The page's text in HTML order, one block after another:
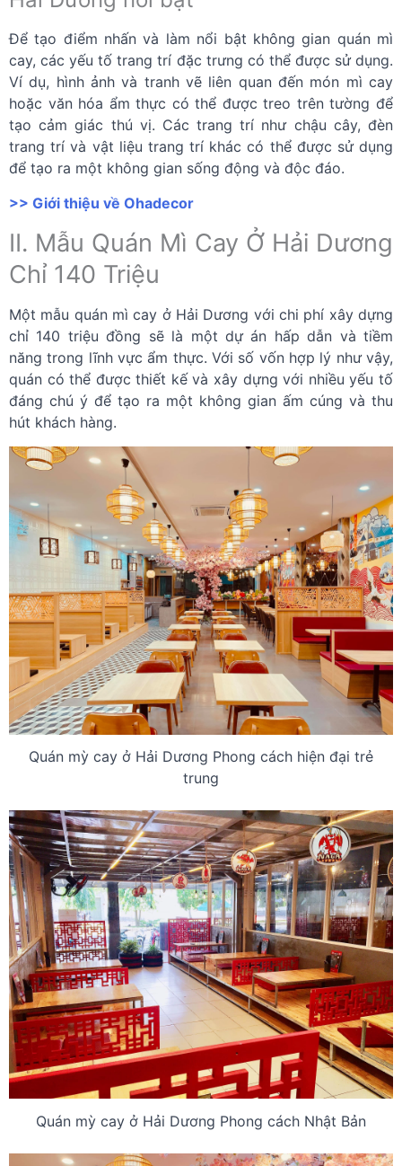
Để tạo điểm nhấn và làm nổi bật không gian quán mì
cay, các yếu tố trang trí đặc trưng có thể được sử dụng.
Ví dụ, hình ảnh và tranh vẽ liên quan đến món mì cay
hoặc văn hóa ẩm thực có thể được treo trên tường để
tạo cảm giác thú vị. Các trang trí như chậu cây, đèn
trang trí và vật liệu trang trí khác có thể được sử dụng
để tạo ra một không gian sống động và độc đáo.
>> Giới thiệu về Ohadecor
II. Mẫu Quán Mì Cay Ở Hải Dương
Chỉ 140 Triệu
Một mẫu quán mì cay ở Hải Dương với chi phí xây dựng
chỉ 140 triệu đồng sẽ là một dự án hấp dẫn và tiềm
năng trong lĩnh vực ẩm thực. Với số vốn hợp lý như vậy,
quán có thể được thiết kế và xây dựng với nhiều yếu tố
đáng chú ý để tạo ra một không gian ấm cúng và thu
hút khách hàng.
Quán mỳ cay ở Hải Dương Phong cách hiện đại trẻ
trung
Quán mỳ cay ở Hải Dương Phong cách Nhật Bản